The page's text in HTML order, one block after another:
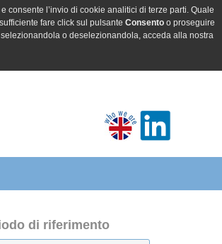
consente l’invio di cookie analitici di terze parti. Quale
fare click sul pulsante Consentoo proseguire
o deselezionandola, acceda alla nostra
di riferimento